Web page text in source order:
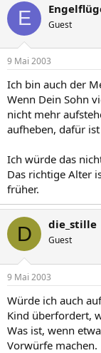
E Guest
9 Mai 2003
Ich bin auch der
Wenn Dein Sohn
nicht mehr
aufheben, dafür
Ich würde das
Das richtige Alter
früher.
D die_stille
Guest
9 Mai 2003
Würde ich auch
Kind überfordert,
Was ist, wenn
Vorwürfe machen.